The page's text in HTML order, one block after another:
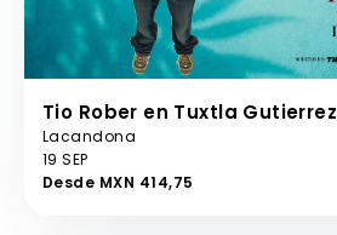
Tio Rober en Tuxtla Gutierrez
Lacandona
19 SEP
Desde MXN 414,75